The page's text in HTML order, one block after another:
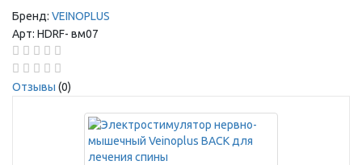
Бренд: VEINOPLUS
Арт: HDRF- вм07
Отзывы (0)